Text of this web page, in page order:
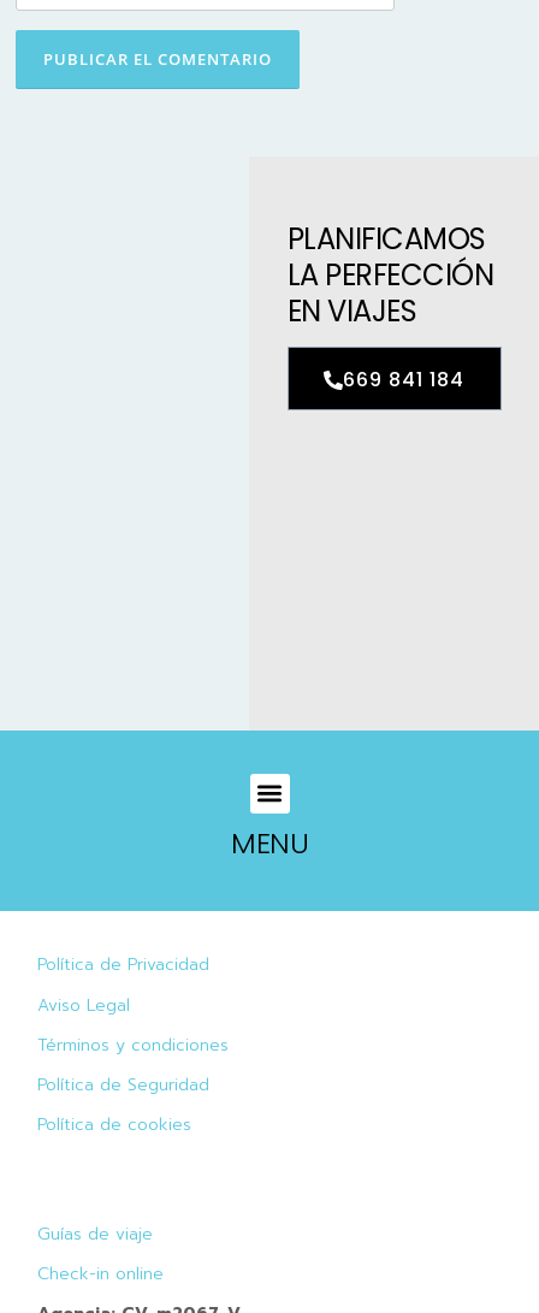
PLANIFICAMOS
LA PERFECCIÓN
EN VIAJES
669 841 184
MENU
Política de Privacidad
Aviso Legal
Términos y condiciones
Política de Seguridad
Política de cookies
Guías de viaje
Check-in online